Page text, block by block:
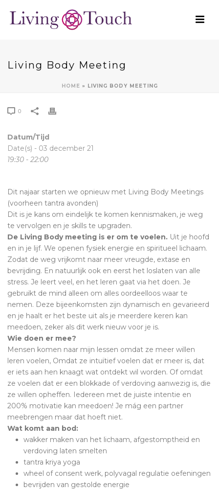
Living Body Meeting
HOME » LIVING BODY MEETING
0
Datum/Tijd
Date(s) - 03 december 21
19:30 - 22:00
Dit najaar starten we opnieuw met Living Body Meetings
(voorheen tantra avonden)
Dit is je kans om eindelijk te komen kennismaken, je weg
te vervolgen en je skills te upgraden.
De Living Body meeting is er om te voelen. Uit je hoofd
en in je lijf. We openen fysiek energie en spiritueel lichaam.
Zodat de weg vrijkomt naar meer vreugde, extase en
bevrijding. En natuurlijk ook en eerst het loslaten van alle
stress. Je leert veel, en het leren gaat via het doen. Je
gebruikt de mind alleen om alles oordeelloos waar te
nemen. Deze bijeenkomsten zijn dynamisch en gevarieerd
en je haalt er het beste uit als je meerdere keren kan
meedoen, zeker als dit werk nieuw voor je is.
Wie doen er mee?
Mensen komen naar mijn lessen omdat ze meer willen
leren voelen, Omdat ze intuïtief voelen dat er meer is, dat
er iets aan hen knaagt wat ontdekt wil worden. Of omdat
ze voelen dat er een blokkade of verdoving aanwezig is, die
ze willen opheffen. Iedereen met de juiste intentie en
200% motivatie kan meedoen! Je mág een partner
meebrengen maar dat hoeft niet.
Wat komt aan bod:
wakker maken van het lichaam, afgestomptheid en
verdoving laten smelten
tantra kriya yoga
wheel of consent werk, polyvagal regulatie oefeningen
bevrijden van gestolde energie